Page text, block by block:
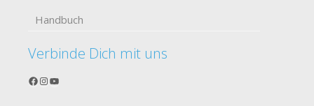
Handbuch
Verbinde Dich mit uns
Facebook
Instagram